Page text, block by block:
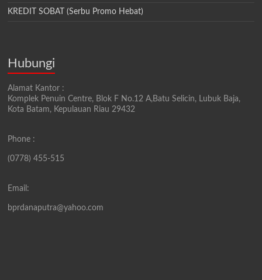
KREDIT SOBAT (Serbu Promo Hebat)
Hubungi
Alamat Kantor :
Komplek Penuin Centre, Blok F No.12 A,Batu Selicin, Lubuk Baja,
Kota Batam, Kepulauan Riau 29432
Phone :
(0778) 455-515
Email:
bprdanaputra@yahoo.com